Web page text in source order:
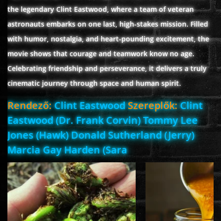
www.onlinefilmvilag2.eu,Copyright © 2017-2026 Az oldal nem tárol
semmilyen jogsértő tartalmat. Minden adat külső forrásból származik |
Frissítve: 2026.07.27|Fel ↑
the legendary Clint Eastwood, where a team of veteran
astronauts embarks on one last, high-stakes mission. Filled
with humor, nostalgia, and heart-pounding excitement, the
movie shows that courage and teamwork know no age.
Celebrating friendship and perseverance, it delivers a truly
cinematic journey through space and human spirit.
Rendező:Clint EastwoodSzereplők:Clint
Eastwood (Dr. Frank Corvin) Tommy Lee
Jones (Hawk) Donald Sutherland (Jerry)
Marcia Gay Harden (Sara